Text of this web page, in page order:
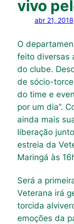
vivo
abr 21, 2018
O
feito diversas
do clube.
de sócio-
do time e
por um dia”.
ainda mais
liberação
estreia da
Maringá às
Será a
Veterana irá
torcida
emoções da